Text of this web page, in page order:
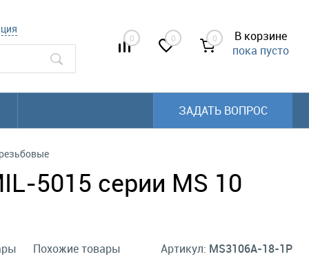
0 0 0
В корзине
пока пусто
ЗАДАТЬ ВОПРОС
5015 серии MS 10
Похожие товары Артикул: MS3106A-18-1P